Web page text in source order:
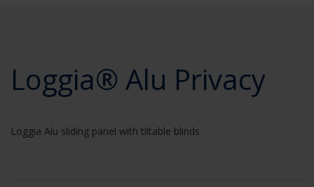
Loggia® Alu Privacy
Loggia Alu sliding panel with tiltable blinds